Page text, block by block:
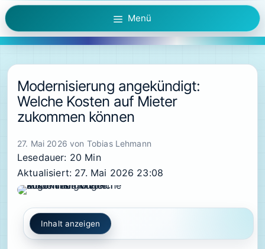
Zum
Inhalt
springen
Menü
Modernisierung angekündigt:
Welche Kosten auf Mieter
zukommen können
27. Mai 2026 von Tobias Lehmann
Lesedauer: 20 Min
Aktualisiert: 27. Mai 2026 23:08
Inhalt anzeigen